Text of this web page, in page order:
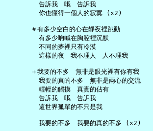
     告訴我　哦　告訴我
     你也懂得一個人的寂寞 (x2)
   ＃有多少空白的心在靜夜裡跳動
     有多少吶喊在胸腔裡沉默
     不同的夢裡只有冷漠
     這樣的夜　我不理人　人不理我
   ＋我要的不多　無非是眼光裡有你有我
     我要的真的不多　無非是兩心的交流
     輕輕的觸摸　真實的佔有
     告訴我　哦　告訴我
     這世界孤單的不只是我
     我要的不多　我要的真的不多 (x2)